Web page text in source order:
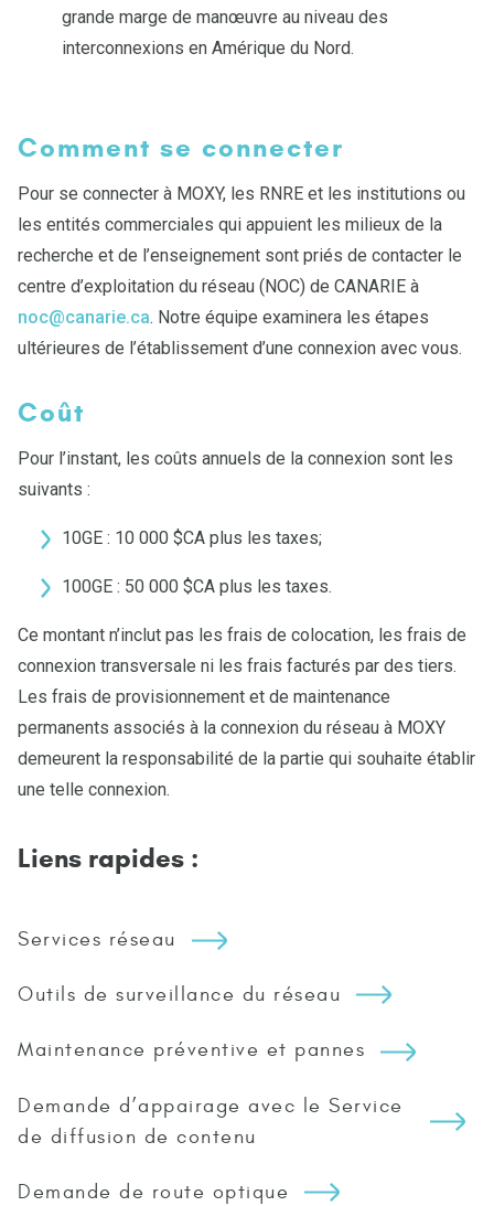
grande marge de manœuvre au niveau des
interconnexions en Amérique du Nord.
Comment se connecter
Pour se connecter à MOXY, les RNRE et les institutions ou
les entités commerciales qui appuient les milieux de la
recherche et de l’enseignement sont priés de contacter le
centre d’exploitation du réseau (NOC) de CANARIE à
noc@canarie.ca. Notre équipe examinera les étapes
ultérieures de l’établissement d’une connexion avec vous.
Coût
Pour l’instant, les coûts annuels de la connexion sont les
suivants :
10GE : 10 000 $CA plus les taxes;
100GE : 50 000 $CA plus les taxes.
Ce montant n’inclut pas les frais de colocation, les frais de
connexion transversale ni les frais facturés par des tiers.
Les frais de provisionnement et de maintenance
permanents associés à la connexion du réseau à MOXY
demeurent la responsabilité de la partie qui souhaite établir
une telle connexion.
Liens rapides :
Services réseau
Outils de surveillance du réseau
Maintenance préventive et pannes
Demande d’appairage avec le Service
de diffusion de contenu
Demande de route optique